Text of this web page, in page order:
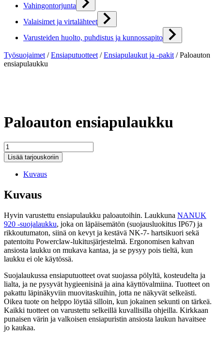
Vahingontorjunta
Valaisimet ja virtalähteet
Varusteiden huolto, puhdistus ja kunnossapito
Työsuojaimet /Ensiaputuotteet /Ensiapulaukut ja -pakit /Paloauton
ensiapulaukku
Paloauton ensiapulaukku
Paloauton
ensiapulaukku
määrä
Lisää tarjouskoriin
Kuvaus
Kuvaus
Hyvin varustettu ensiapulaukku paloautoihin. Laukkuna NANUK
920 -suojalaukku, joka on läpäisemätön (suojausluokitus IP67) ja
rikkoutumaton, siinä on kevyt ja kestävä NK-7- hartsikuori sekä
patentoitu Powerclaw-lukitusjärjestelmä. Ergonomisen kahvan
ansiosta laukku on mukava kantaa, ja se pysyy pois tieltä, kun
laukku ei ole käytössä.
Suojalaukussa ensiaputuotteet ovat suojassa pölyltä, kosteudelta ja
lialta, ja ne pysyvät hygieenisinä ja aina käyttövalmiina. Tuotteet on
pakattu läpinäkyviin muovitaskuihin, jotta ne näkyvät selkeästi.
Oikea tuote on helppo löytää silloin, kun jokainen sekunti on tärkeä.
Kaikki tuotteet on varustettu selkeillä kuvallisilla ohjeilla. Kirkkaan
punaisen värin ja valkoisen ensiapuristin ansiosta laukun havaitsee
jo kaukaa.